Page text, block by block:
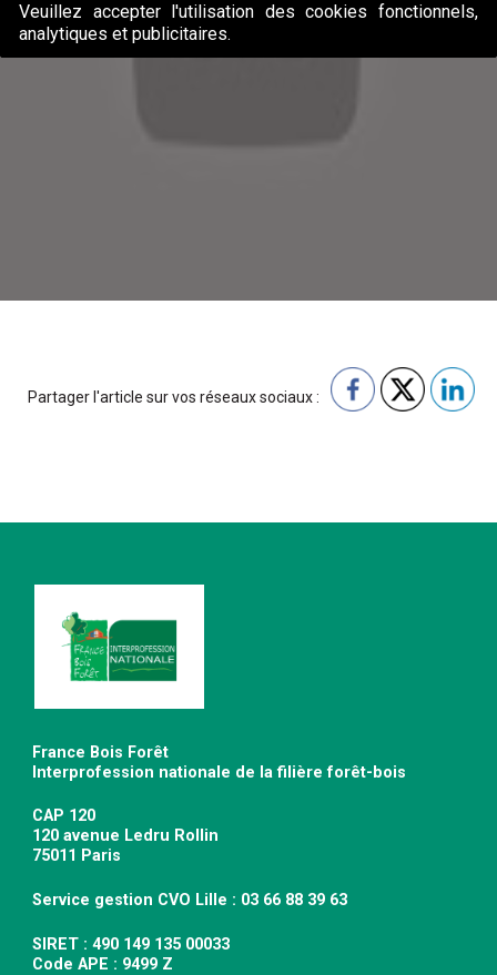
Veuillez accepter l'utilisation des cookies fonctionnels,
analytiques et publicitaires.
Partager l'article sur vos réseaux sociaux :
France Bois Forêt
Interprofession nationale de la filière forêt-bois
CAP 120
120 avenue Ledru Rollin
75011 Paris
Service gestion CVO Lille : 03 66 88 39 63
SIRET : 490 149 135 00033
Code APE : 9499 Z